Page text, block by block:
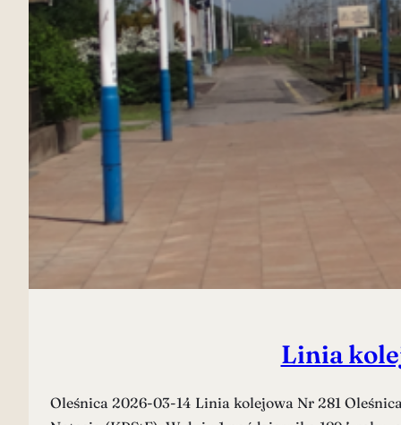
Linia
Oleśnica 2026-03-14 Linia kolejowa Nr 281